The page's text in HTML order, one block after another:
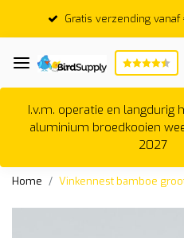
Gratis verzending
I.v.m. operatie en
aluminium broedkooien
2027
Home Vinkennest bamboe